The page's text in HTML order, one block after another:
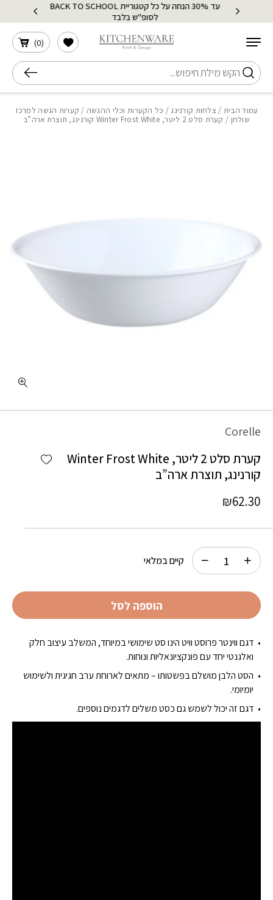
Skip to Content
עד 30% הנחה על כל קטגוריית BACK TO SCHOOL
לסופ"ש בלבד
חיפוש
(
0
)
הרשימה שלי
עמוד הבית / צלחות קורנינג/ כל הקערות וכלי ההגשה / קערות הגשה למרכז
שולחן / קערת סלט 2 ליטר, Winter Frost White קורנינג, תוצרת ארה”ב
Corelle
wishlist
קערת סלט 2 ליטר, Winter Frost White
קורנינג, תוצרת ארה”ב
₪62.30
דגם ווינטר פרוסט וויט הינו סט שימושי במיוחד, המשלב עיצוב חלק
ואלגנטי יחד עם פונקציונאליות ונוחות.
הסט הלבן מושלם בפשטותו – מתאים לארוחת ערב חגיגית ולשימוש
יומיומי.
דגם זה יכול לשמש גם כסט משלים לדגמים נוספים.
קיים במלאי
הוספה לסל
בחזרה למעלה